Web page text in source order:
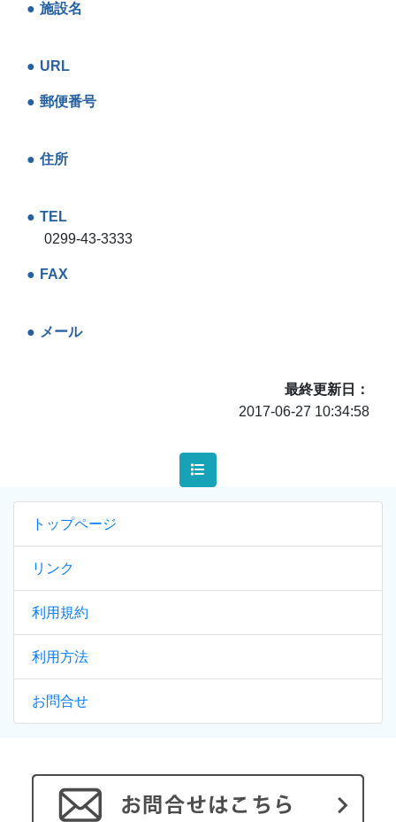
トップページ
リンク
利用規約
利用方法
お問合せ
施設名
URL
郵便番号
住所
TEL
0299-43-3333
FAX
メール
最終更新日
2017-06-27 10:34:58